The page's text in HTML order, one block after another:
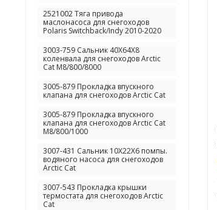
2521002 Тяга привода
маслонасоса для снегоходов
Polaris Switchback/Indy 2010-2020
3003-759 Сальник 40X64X8
коленвала для снегоходов Arctic
Cat M8/800/8000
3005-879 Прокладка впускного
клапана для снегоходов Arctic Cat
3005-879 Прокладка впускного
клапана для снегоходов Arctic Cat
M8/800/1000
3007-431 Сальник 10X22X6 помпы.
водяного насоса для снегоходов
Arctic Cat
3007-543 Прокладка крышки
термостата для снегоходов Arctic
Cat